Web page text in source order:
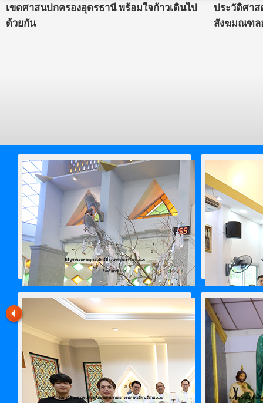
เขตศาสนปกครองอุดรธานี พร้อมใจก้าวเดินไป
ด้วยกัน
ประวัติศาส
สังฆมณฑล
พิธีบูชาขอบพระคุณอาทิตย์ที่ 17 เทศกาลธรรมดา 2026
Read more
สัมมนาจิตตาภิบาลเยาวชน และ ทีมประสานงานเยาวชนคาทอลิก 4 อีสาน 2026 สมโภชนักบุญเปโตรแ